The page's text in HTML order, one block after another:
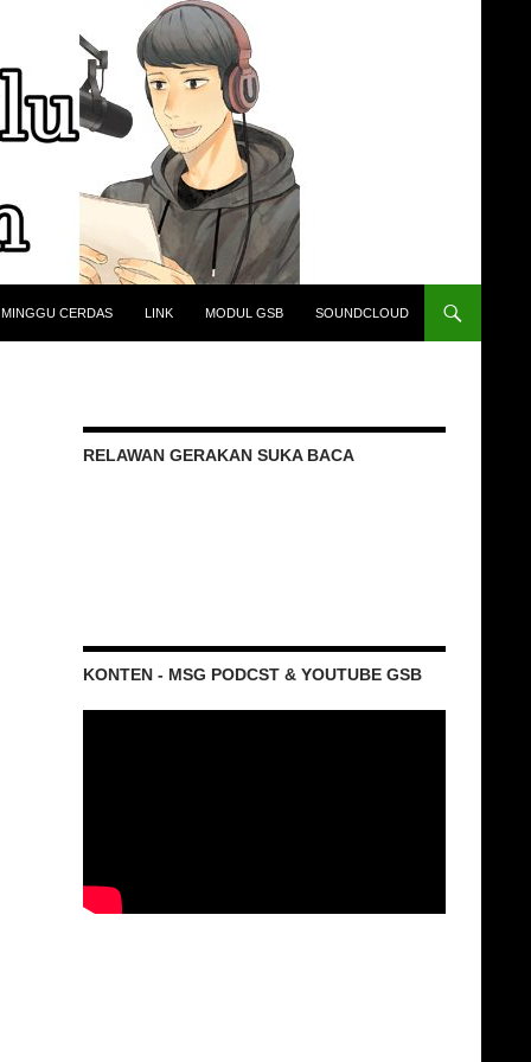
CERDAS LINK MODUL GSB SOUNDCLOUD
RELAWAN GERAKAN SUKA BACA
KONTEN - MSG PODCST & YOUTUBE GSB